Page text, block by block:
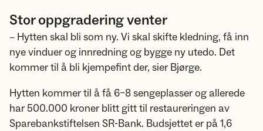
Stor oppgradering venter
– Hytten skal bli som ny. Vi skal skifte kledning, få inn
nye vinduer og innredning og bygge ny utedo. Det
kommer til å bli kjempefint der, sier Bjørge.
Hytten kommer til å få 6–8 sengeplasser og allerede
har 500.000 kroner blitt gitt til restaureringen av
Sparebankstiftelsen SR-Bank. Budsjettet er på 1,6